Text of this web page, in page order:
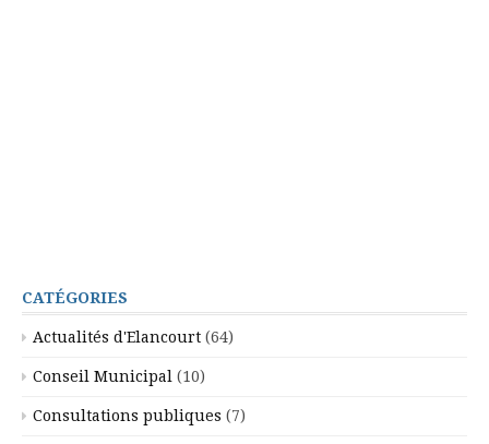
CATÉGORIES
Actualités d'Elancourt (64)
Conseil Municipal (10)
Consultations publiques (7)